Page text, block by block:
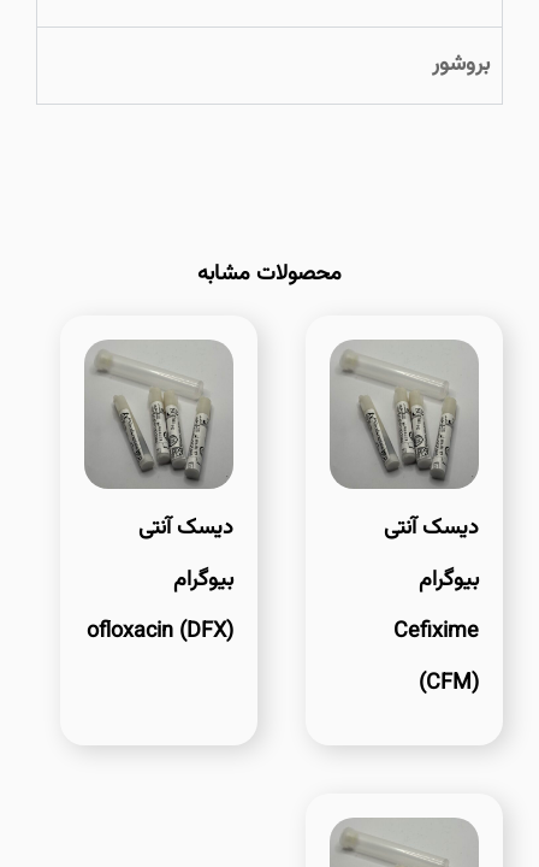
بروشور
محصولات مشابه
دیسک آنتی
بیوگرام
Cefixime
(CFM)
دیسک آنتی
بیوگرام
ofloxacin (DFX)